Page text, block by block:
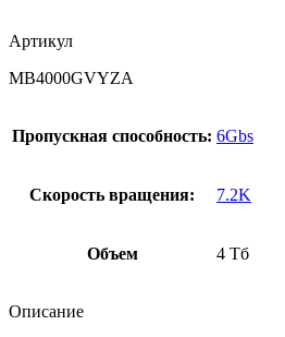
Артикул
MB4000GVYZA
Пропускная способность: 6Gbs
Скорость вращения: 7.2K
Объем 4 Тб
Описание